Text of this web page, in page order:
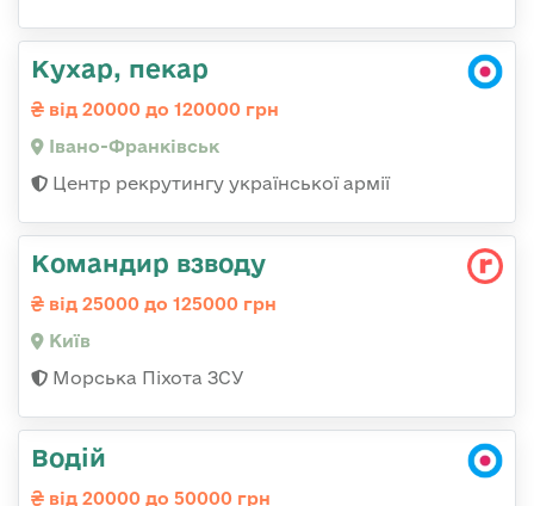
Кухар, пекар
від 20000 до 120000 грн
Івано-Франківськ
Центр рекрутингу української армії
Командир взводу
від 25000 до 125000 грн
Київ
Морська Піхота ЗСУ
Водій
від 20000 до 50000 грн